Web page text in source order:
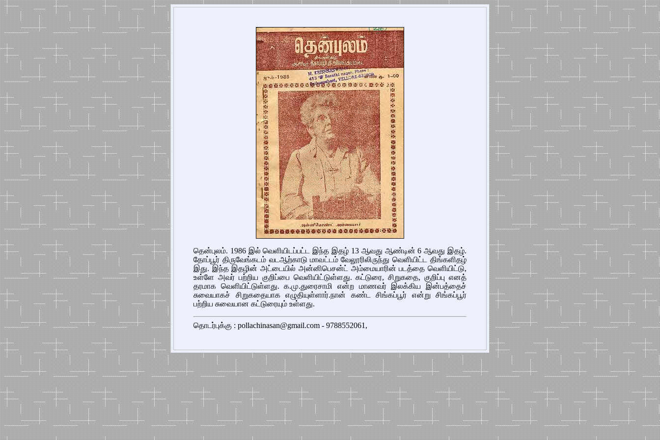
தென்புலம். 1986 இல் வெளியிடப்பட்ட இந்த இதழ் 13 ஆவது ஆண்டின் 6 ஆவது இதழ்.
தோப்பூர் திருவேங்கடம் வடஆற்காடு மாவட்டம் வேலூரிலிருந்து வெளியிட்ட திங்களிதழ்
இது. இந்த இதழின் அட்டையில் அன்னிபெசன்ட் அம்மையாரின் படத்தை வெளியிட்டு,
உள்ளே அவர் பற்றிய குறிப்பை வெளியிட்டுள்ளது. கட்டுரை, சிறுகதை, குறிப்பு எனத்
தரமாக வெளியிட்டுள்ளது. க.மு.துரைசாமி என்ற மாணவர் இலக்கிய இன்பத்தைச்
சுவையாகச் சிறுகதையாக எழுதியுள்ளார்.நான் கண்ட சிங்கப்பூர் என்று சிங்கப்பூர்
பற்றிய சுவையான கட்டுரையும் உள்ளது.
தொடர்புக்கு : pollachinasan@gmail.com - 9788552061,